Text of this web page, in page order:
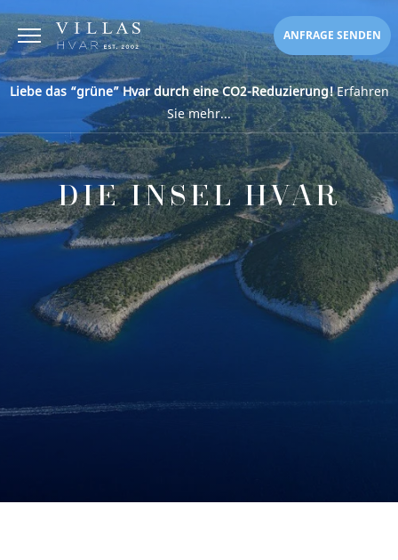
ANFRAGE SENDEN
Liebe das “grüne” Hvar durch eine CO2-Reduzierung!Erfahren
Sie mehr...
DIE INSEL HVAR